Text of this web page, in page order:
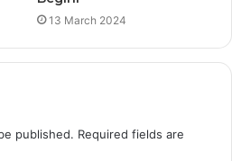
13 March 2024
published. Required fields are